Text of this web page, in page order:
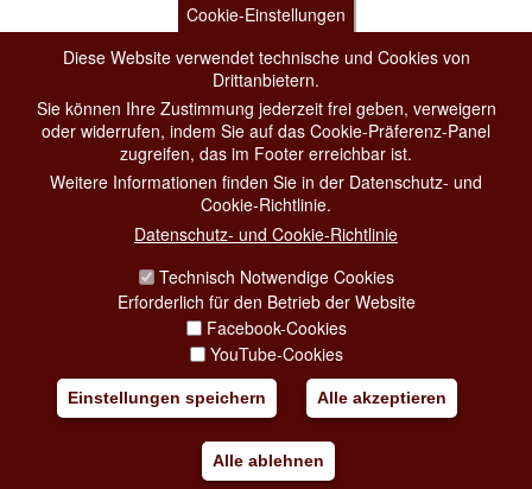
Cookie-Einstellungen
Diese Website verwendet technische und Cookies von
Drittanbietern.
Sie können Ihre Zustimmung jederzeit frei geben, verweigern
oder widerrufen, indem Sie auf das Cookie-Präferenz-Panel
zugreifen, das im Footer erreichbar ist.
Weitere Informationen finden Sie in der Datenschutz- und
Cookie-Richtlinie.
Datenschutz- und Cookie-Richtlinie
Technisch Notwendige Cookies
Erforderlich für den Betrieb der Website
Facebook-Cookies
YouTube-Cookies
Einstellungen speichern Alle akzeptieren
Alle ablehnen